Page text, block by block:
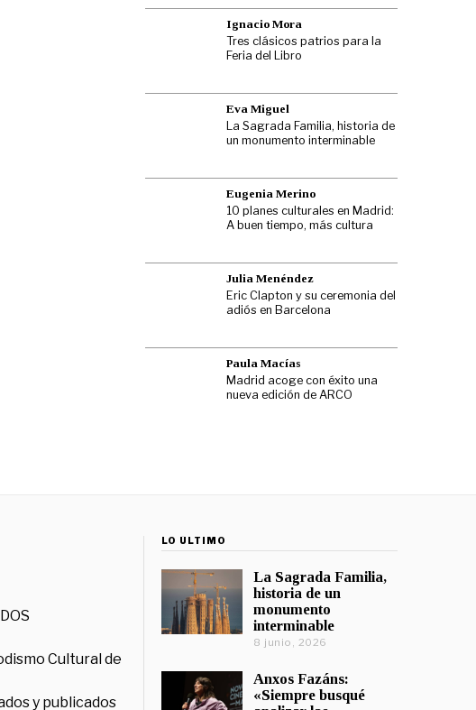
Ignacio Mora
Tres clásicos patrios para la
Feria del Libro
Eva Miguel
La Sagrada Familia, historia de
un monumento interminable
Eugenia Merino
10 planes culturales en Madrid:
A buen tiempo, más cultura
Julia Menéndez
Eric Clapton y su ceremonia del
adiós en Barcelona
Paula Macías
Madrid acoge con éxito una
nueva edición de ARCO
Cultural de
y publicados
LO ÚLTIMO
La Sagrada Familia,
historia de un
monumento
interminable
8 junio, 2026
Anxos Fazáns:
«Siempre busqué